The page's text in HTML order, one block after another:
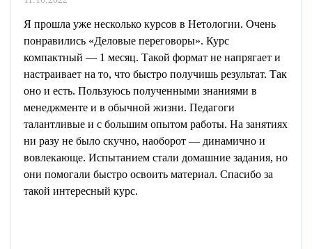
Я прошла уже несколько курсов в Нетологии. Очень
понравились «Деловые переговоры». Курс
компактный — 1 месяц. Такой формат не напрягает и
настраивает на то, что быстро получишь результат. Так
оно и есть. Пользуюсь полученными знаниями в
менеджменте и в обычной жизни. Педагоги
талантливые и с большим опытом работы. На занятиях
ни разу не было скучно, наоборот — динамично и
вовлекающе. Испытанием стали домашние задания, но
они помогали быстро освоить материал. Спасибо за
такой интересный курс.